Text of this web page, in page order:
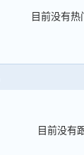
目前没有热
目前没有